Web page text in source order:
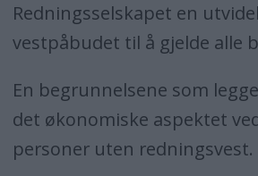
Redningsselskapet en
vestpåbudet til å gjelde alle
En begrunnelsene som
det økonomiske aspektet
personer uten redningsvest.